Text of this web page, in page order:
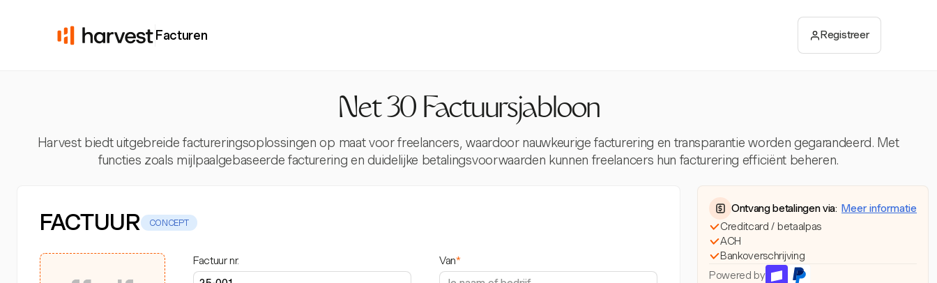
Facturen Registreer
Net 30 Factuursjabloon
Harvest biedt uitgebreide factureringsoplossingen op maat voor freelancers, waardoor nauwkeurige facturering en transparantie worden gegarandeerd. Met
functies zoals mijlpaalgebaseerde facturering en duidelijke betalingsvoorwaarden kunnen freelancers hun facturering efficiënt beheren.
FACTUUR CONCEPT
Factuur nr. Van*
Ontvang betalingen via: Meer informatie
Creditcard / betaalpas
ACH
Bankoverschrijving
Powered by